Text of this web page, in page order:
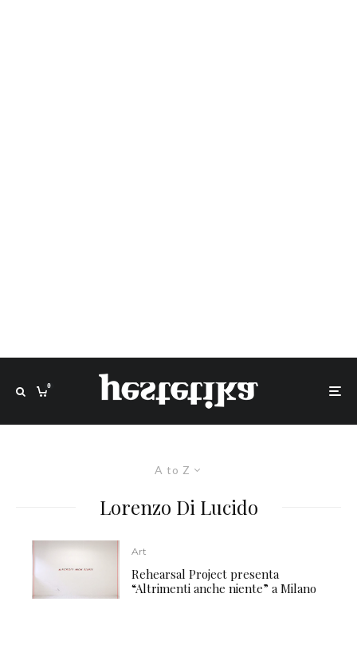
0
A to Z
Lorenzo Di Lucido
Art
Rehearsal Project presenta
“Altrimenti anche niente” a Milano